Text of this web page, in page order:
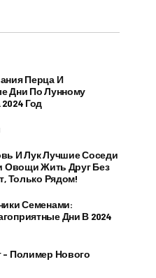
Перца И
Дни По Лунному
Год
И Лук Лучшие Соседи
Овощи Жить Друг Без
Только Рядом!
Семенами:
Дни В 2024
– Полимер Нового